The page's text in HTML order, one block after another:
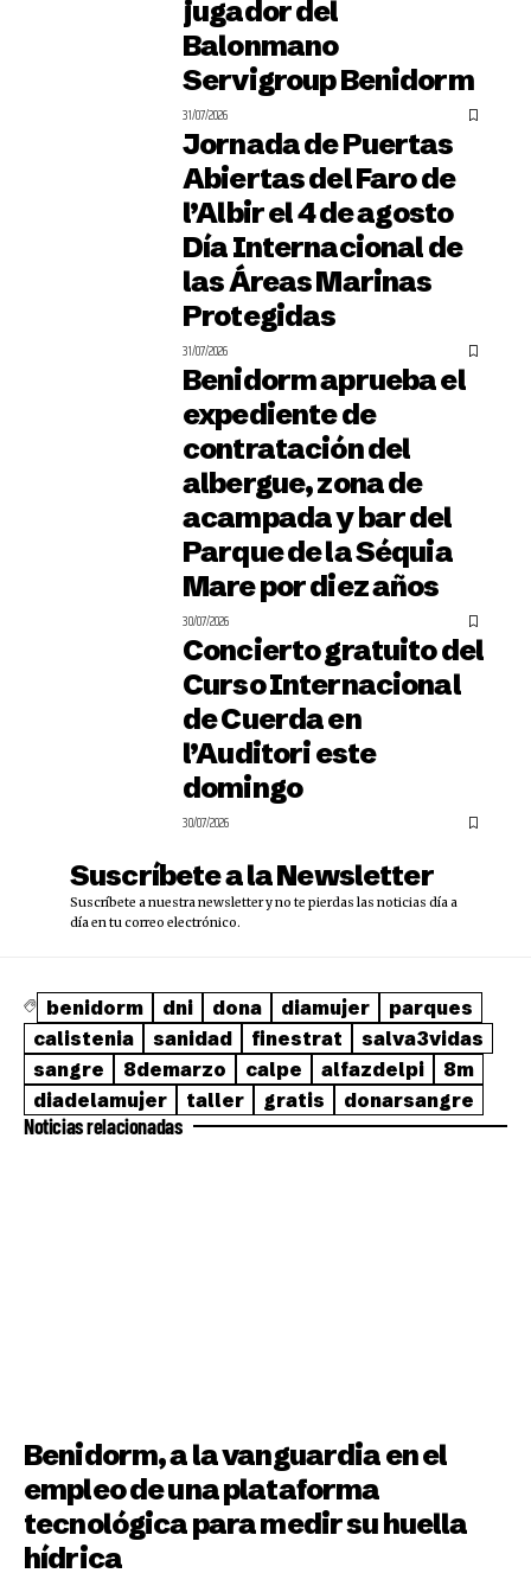
jugador del
Balonmano
Servigroup Benidorm
31/07/2026
Jornada de Puertas
Abiertas del Faro de
l’Albir el 4 de agosto
Día Internacional de
las Áreas Marinas
Protegidas
31/07/2026
Benidorm aprueba el
expediente de
contratación del
albergue, zona de
acampada y bar del
Parque de la Séquia
Mare por diez años
30/07/2026
Concierto gratuito del
Curso Internacional
de Cuerda en
l’Auditori este
domingo
30/07/2026
Suscríbete a la Newsletter
Suscríbete a nuestra newsletter y no te pierdas las noticias día a
día en tu correo electrónico.
benidorm dni dona diamujer
parques
calistenia
sanidad finestrat
salva3vidas
sangre
8demarzo calpe alfazdelpi
8m
diadelamujer
taller gratis donarsangre
Noticias relacionadas
Benidorm, a la vanguardia en el
empleo de una plataforma
tecnológica para medir su huella
hídrica